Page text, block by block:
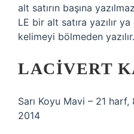
alt satırın başına
LE bir alt satıra yazılır
kelimeyi bölmeden yazılır.
LACIVERT
Sarı Koyu Mavi – 21
2014